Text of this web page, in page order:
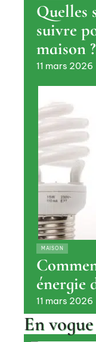
Quelles
suivre
maison ?
11 mars 2026
MAISON
énergie
11 mars 2026
En vogue